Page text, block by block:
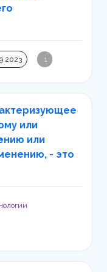
1
или
или
- это